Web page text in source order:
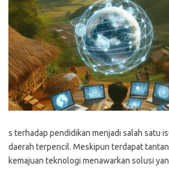
s terhadap pendidikan menjadi salah satu
daerah terpencil. Meskipun terdapat
kemajuan teknologi menawarkan solusi